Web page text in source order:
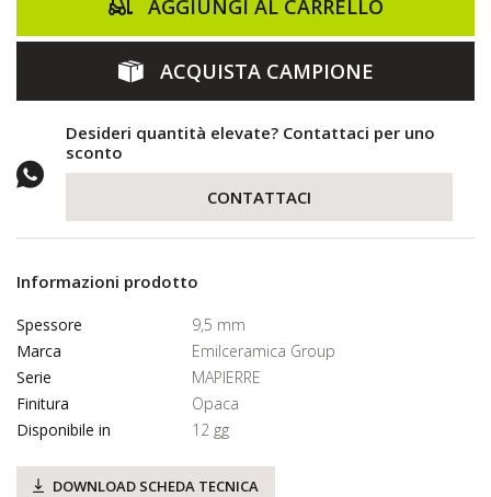
AGGIUNGI AL CARRELLO
ACQUISTA CAMPIONE
Desideri quantità elevate? Contattaci per uno
sconto
CONTATTACI
Informazioni prodotto
Spessore
9,5 mm
Marca
Emilceramica Group
Serie
MAPIERRE
Finitura
Opaca
Disponibile in
12 gg
DOWNLOAD SCHEDA TECNICA